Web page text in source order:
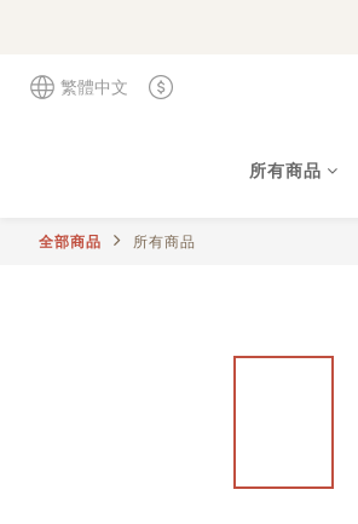
繁體中文
所有商品
全部商品 所有商品